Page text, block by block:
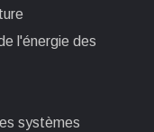
l'énergie des
systèmes